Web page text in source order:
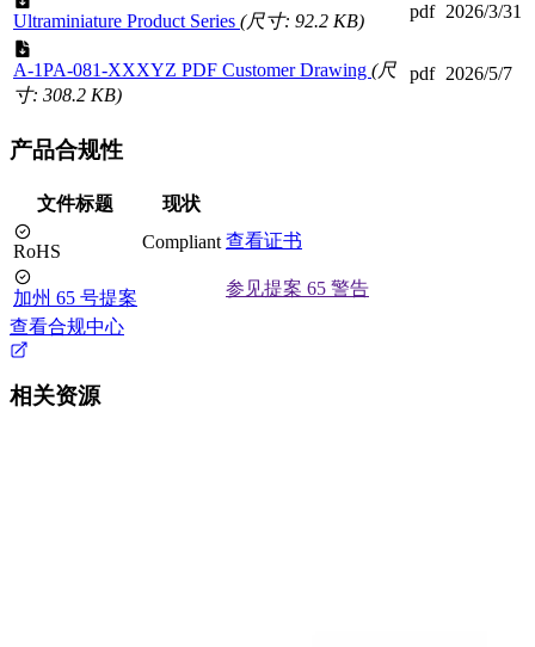
Ultraminiature Product Series (尺寸: 92.2 KB) pdf 2026/3/31
A-1PA-081-XXXYZ PDF Customer Drawing (尺
寸: 308.2 KB)
pdf 2026/5/7
产品合规性
文件标题 现状
RoHS Compliant 查看证书
加州 65 号提案
参见提案 65 警告
查看合规中心
相关资源